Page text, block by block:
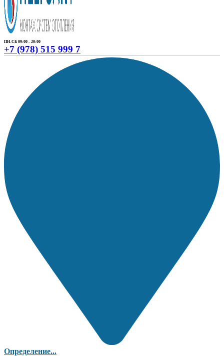
ПН-СБ 09:00 - 20:00
+7 (978) 515 999 7
Определение...